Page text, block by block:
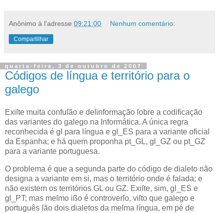
Anônimo à l'adresse 09:21:00 Nenhum comentário:
Compartilhar
quarta-feira, 3 de outubro de 2007
Códigos de língua e território para o
galego
Exiſte muita confuſão e deſinformação ſobre a codificação
das variantes do galego na Informática. A única regra
reconhecida é gl para língua e gl_ES para a variante oficial
da Espanha; e há quem proponha pt_GL, gl_GZ ou pt_GZ
para a variante portuguesa.
O problema é que a segunda parte do código de dialeto não
designa a variante em si, mas o território onde é falada; e
não existem os territórios GL ou GZ. Exiſte, sim, gl_ES e
gl_PT; mas meſmo ißo é controverſo, viſto que galego e
português ſão dois dialetos da meſma língua, em pé de